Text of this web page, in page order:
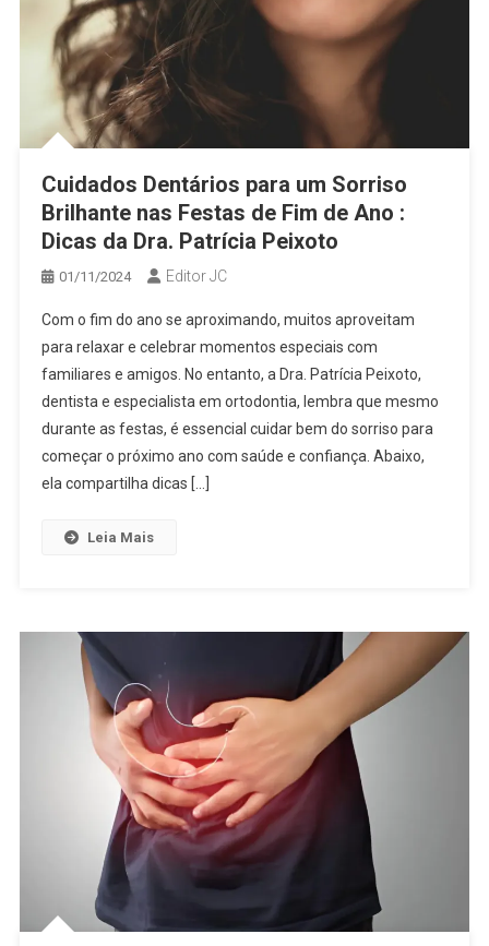
Cuidados Dentários para um Sorriso
Brilhante nas Festas de Fim de Ano :
Dicas da Dra. Patrícia Peixoto
01/11/2024 Editor JC
Com o fim do ano se aproximando, muitos aproveitam
para relaxar e celebrar momentos especiais com
familiares e amigos. No entanto, a Dra. Patrícia Peixoto,
dentista e especialista em ortodontia, lembra que mesmo
durante as festas, é essencial cuidar bem do sorriso para
começar o próximo ano com saúde e confiança. Abaixo,
ela compartilha dicas […]
Leia Mais